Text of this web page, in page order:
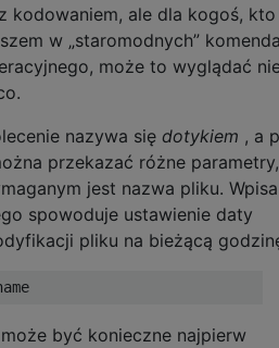
kodowaniem, ale dla kogoś, kto
w „staromodnych”
może to wyglądać
nazywa się dotykiem , a
przekazać różne parametry,
jest nazwa pliku.
spowoduje ustawienie daty
pliku na bieżącą
być konieczne najpierw